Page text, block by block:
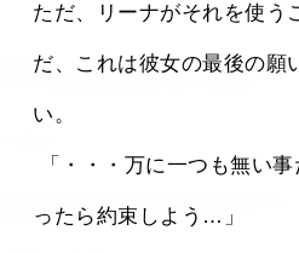
ただ、リーナがそれを使う
だ、これは彼女の最後の願
い。
ったら約束しよう…」